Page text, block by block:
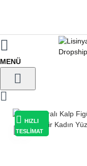
HIZLI
TESLİMAT